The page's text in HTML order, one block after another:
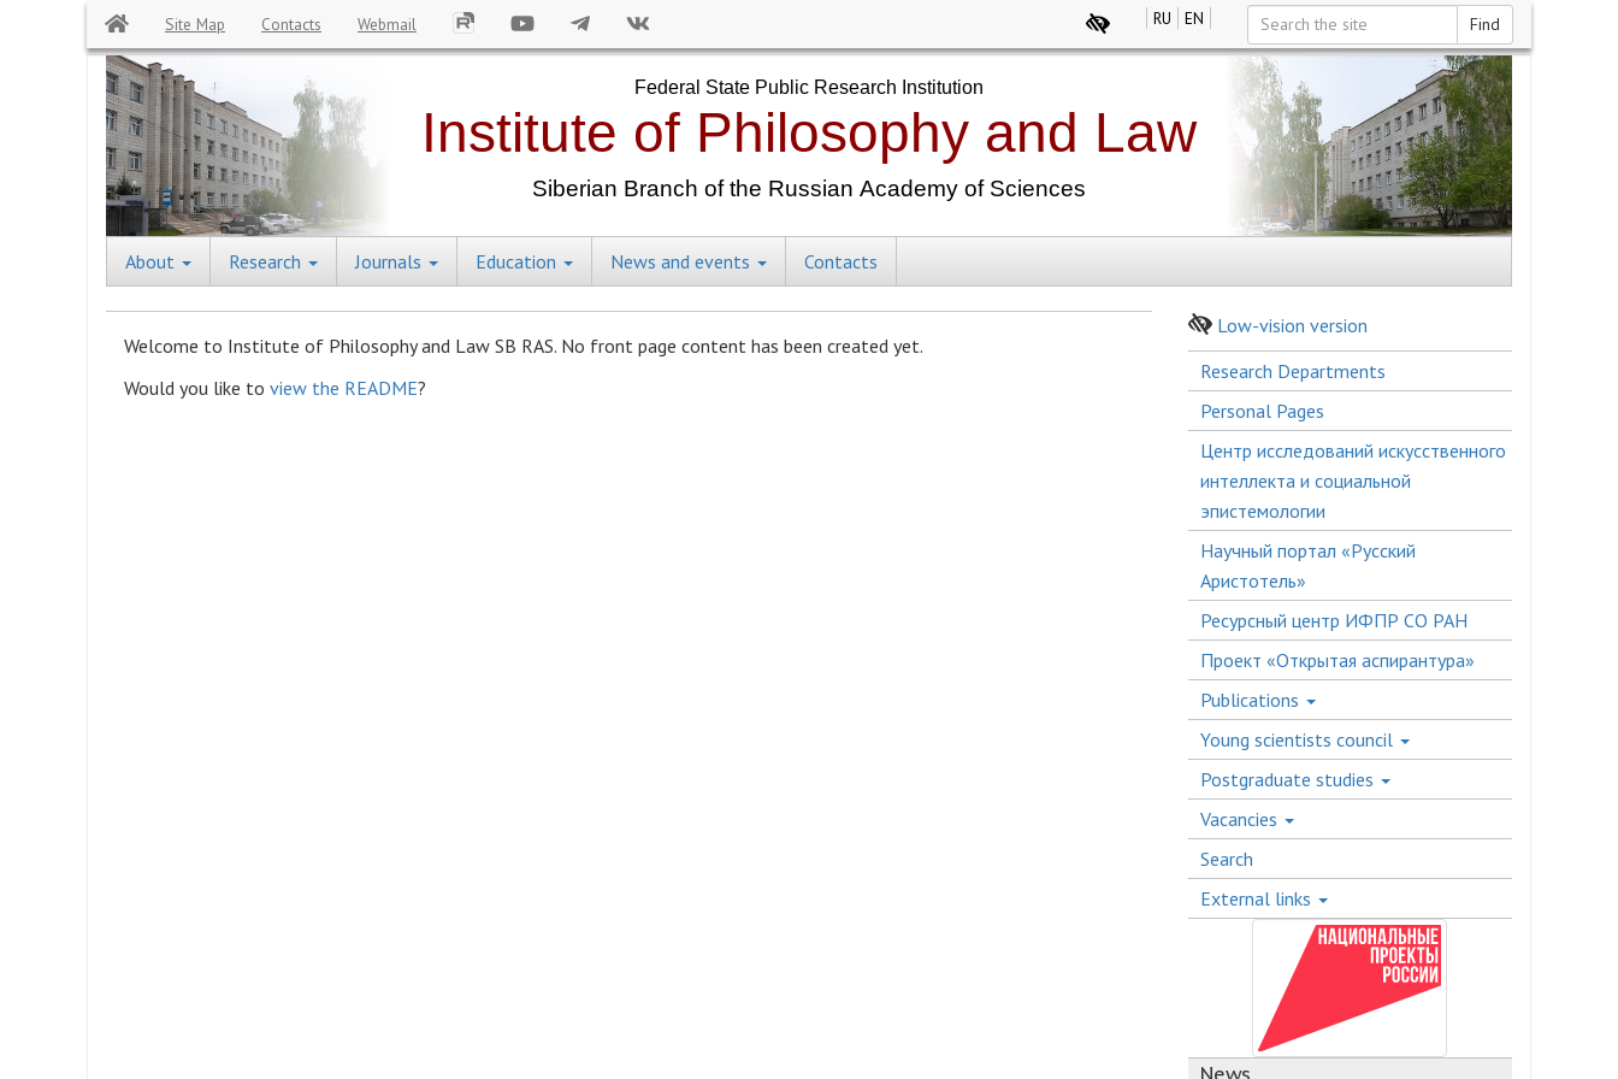
Site Map Contacts Webmail RU EN Find
Central
About Research Journals Education News and events Contacts
Welcome to Institute of Philosophy and Law SB RAS. No front page content has been created yet.
Would you like to view the README?
Low-vision version
Боковое
меню
Research Departments
Personal Pages
Центр исследований искусственного
интеллекта и социальной
эпистемологии
Научный портал «Русский
Аристотель»
Ресурсный центр ИФПР СО РАН
Проект «Открытая аспирантура»
Publications
Young scientists council
Postgraduate studies
Vacancies
Search
External links
News